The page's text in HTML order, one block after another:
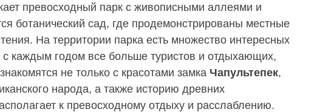
превосходный парк с живописными аллеями и
ботанический сад, где продемонстрированы местные
На территории парка есть множество интересных
с каждым годом все больше туристов и отдыхающих,
не только с красотами замка Чапультепек,
народа, а также историю древних
к превосходному отдыху и расслаблению.